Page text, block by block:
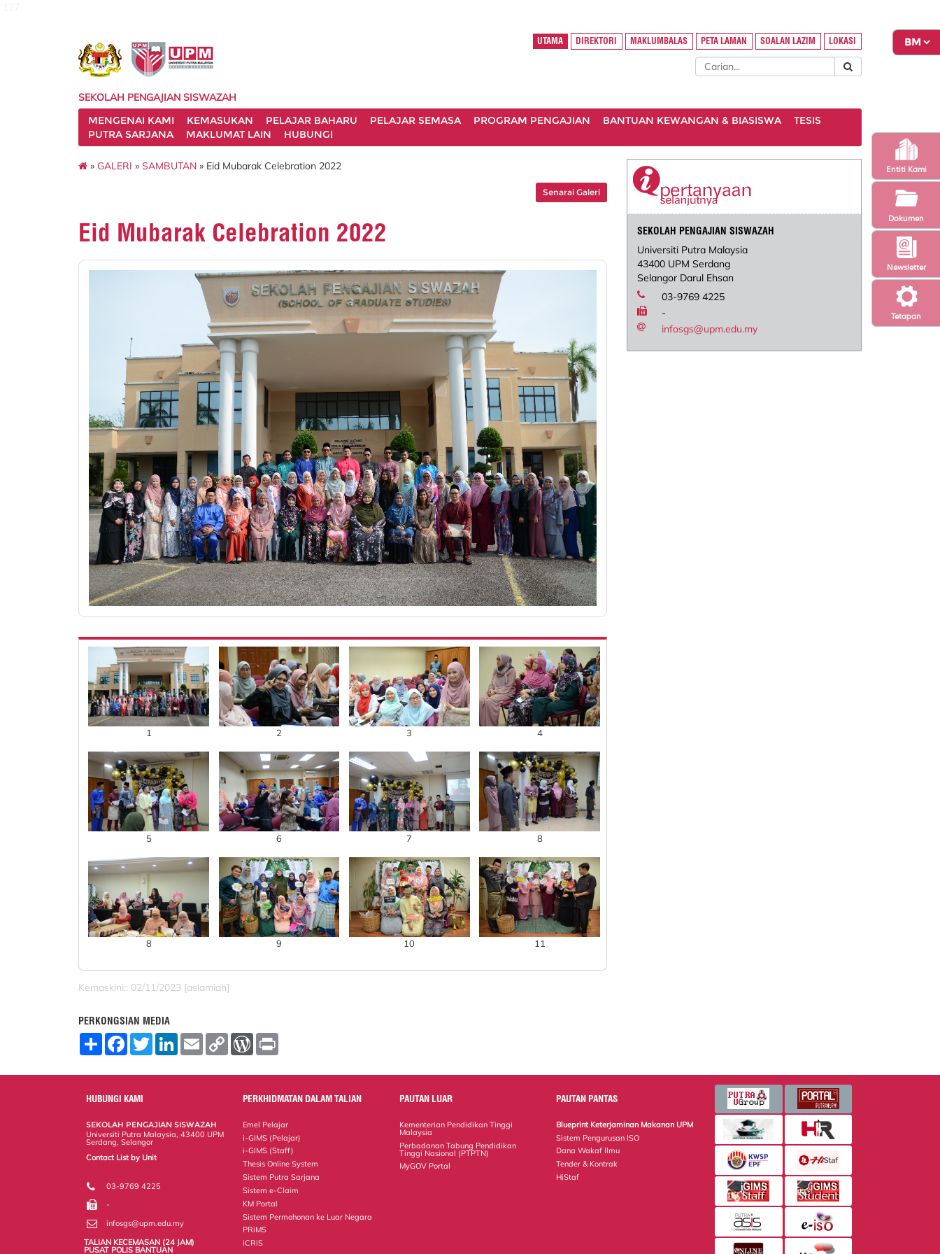
Tetapan
Newsletter
Entiti Kami
Dokumen
UTAMA DIREKTORI MAKLUMBALAS PETA LAMAN SOALAN LAZIM LOKASI
SEKOLAH PENGAJIAN SISWAZAH
MENGENAI KAMI
KEMASUKAN PELAJAR BAHARU PELAJAR SEMASA PROGRAM PENGAJIAN BANTUAN KEWANGAN & BIASISWA
TESIS
PUTRA SARJANA
MAKLUMAT LAIN HUBUNGI
» GALERI » SAMBUTAN » Eid Mubarak Celebration 2022
Senarai Galeri
Eid Mubarak Celebration 2022
1 2 3 4
5 6 7 8
8 9 10 11
Kemaskini:: 02/11/2023 [aslamiah]
PERKONGSIAN MEDIA
S
r
F
e
o
o
T
w
t
L
k
E
m
i
C
y
W
d
r
e
s
n
SEKOLAH PENGAJIAN SISWAZAH
Universiti Putra Malaysia
43400 UPM Serdang
Selangor Darul Ehsan
03-9769 4225
-
infosgs@upm.edu.my
HUBUNGI KAMI
SEKOLAH PENGAJIAN SISWAZAH
Universiti Putra Malaysia, 43400 UPM
Serdang, Selangor
Contact List by Unit
Staff and Services
03-9769 4225
-
infosgs@upm.edu.my
TALIAN KECEMASAN (24 JAM)
PUSAT POLIS BANTUAN
PERKHIDMATAN DALAM TALIAN
Emel Pelajar
i-GIMS (Pelajar)
i-GIMS (Staff)
Thesis Online System
Sistem Putra Sarjana
Sistem e-Claim
KM Portal
Sistem Permohonan ke Luar Negara
PRiMS
iCRiS
PAUTAN LUAR
Kementerian Pendidikan Tinggi
Malaysia
Perbadanan Tabung Pendidikan
Tinggi Nasional (PTPTN)
MyGOV Portal
PAUTAN PANTAS
Blueprint Keterjaminan Makanan UPM
Sistem Pengurusan ISO
Dana Wakaf Ilmu
Tender & Kontrak
HiStaf